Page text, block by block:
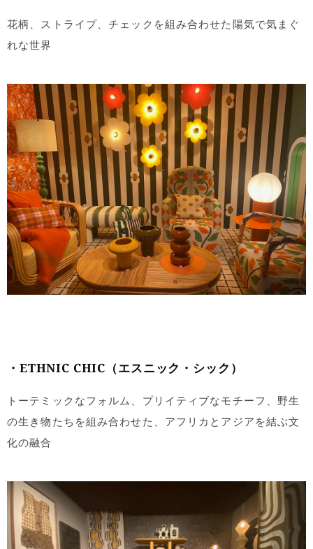
花柄、ストライプ、チェックを組み合わせた陽気で気まぐ
れな世界
・ETHNIC CHIC（エスニック・シック）
トーテミックなフォルム、プリイティブなモチーフ、野生
の生き物たちを組み合わせた、アフリカとアジアを結ぶ文
化の融合